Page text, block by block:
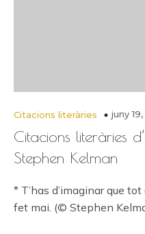
Citacions literàries juny
Citacions literàries
Stephen Kelman
* T’has d’imaginar que
fet mai. (© Stephen